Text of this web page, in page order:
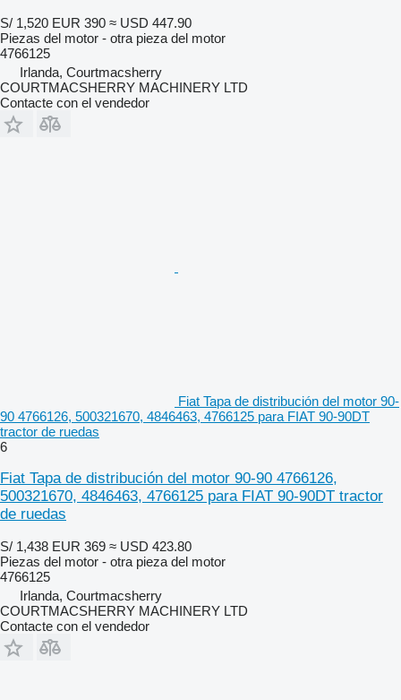
S/ 1,520 EUR 390 ≈ USD 447.90
Piezas del motor - otra pieza del motor
4766125
Irlanda, Courtmacsherry
COURTMACSHERRY MACHINERY LTD
Contacte con el vendedor
Fiat Tapa de distribución del motor 90-
90 4766126, 500321670, 4846463, 4766125 para FIAT 90-90DT
tractor de ruedas
6
Fiat Tapa de distribución del motor 90-90 4766126,
500321670, 4846463, 4766125 para FIAT 90-90DT tractor
de ruedas
S/ 1,438 EUR 369 ≈ USD 423.80
Piezas del motor - otra pieza del motor
4766125
Irlanda, Courtmacsherry
COURTMACSHERRY MACHINERY LTD
Contacte con el vendedor